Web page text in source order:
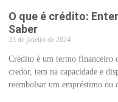
O que é crédito:
Saber
23 de janeiro de 2024
Crédito é um termo financeiro
credor, tem na capacidade e
reembolsar um empréstimo ou